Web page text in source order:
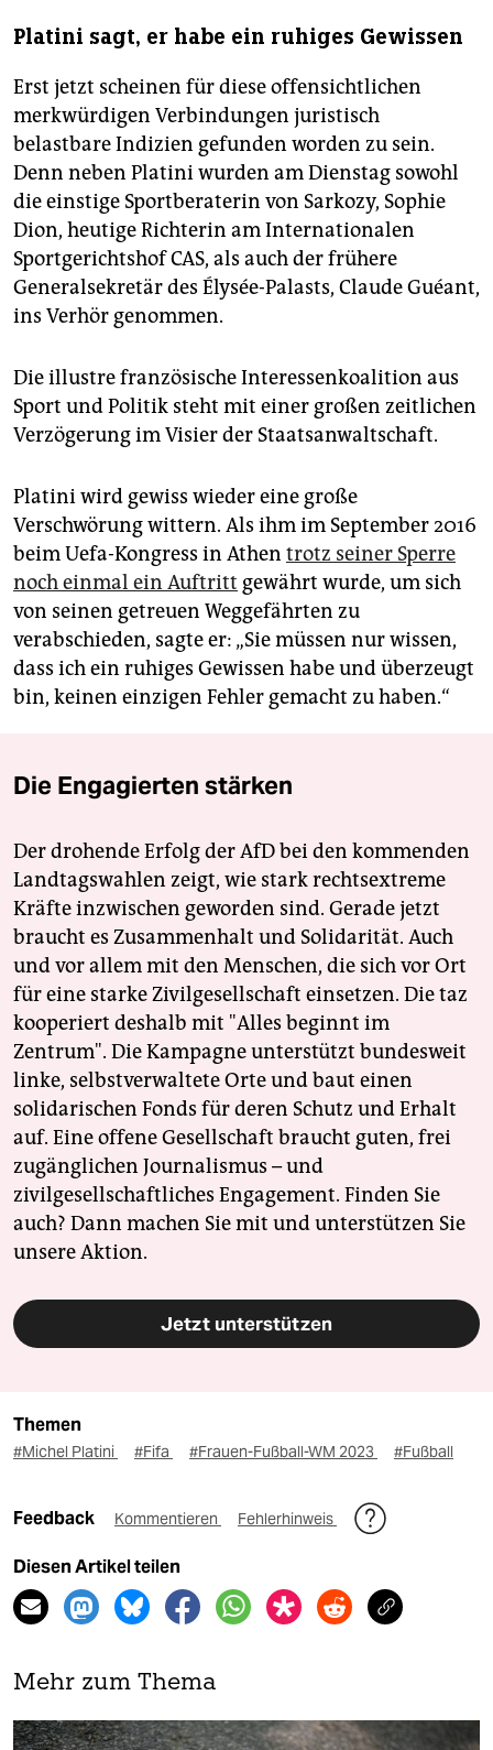
Platini sagt, er habe ein ruhiges Gewissen
Erst jetzt scheinen für diese offensichtlichen
merkwürdigen Verbindungen juristisch
belastbare Indizien gefunden worden zu sein.
Denn neben Platini wurden am Dienstag sowohl
die einstige Sportberaterin von Sarkozy, Sophie
Dion, heutige Richterin am Internationalen
Sportgerichtshof CAS, als auch der frühere
Generalsekretär des Élysée-Palasts, Claude Guéant,
ins Verhör genommen.
Die illustre französische Interessenkoalition aus
Sport und Politik steht mit einer großen zeitlichen
Verzögerung im Visier der Staatsanwaltschaft.
Platini wird gewiss wieder eine große
Verschwörung wittern. Als ihm im September 2016
beim Uefa-Kongress in Athen trotz seiner Sperre
noch einmal ein Auftritt gewährt wurde, um sich
von seinen getreuen Weggefährten zu
verabschieden, sagte er: „Sie müssen nur wissen,
dass ich ein ruhiges Gewissen habe und überzeugt
bin, keinen einzigen Fehler gemacht zu haben.“
Die Engagierten stärken
Der drohende Erfolg der AfD bei den kommenden
Landtagswahlen zeigt, wie stark rechtsextreme
Kräfte inzwischen geworden sind. Gerade jetzt
braucht es Zusammenhalt und Solidarität. Auch
und vor allem mit den Menschen, die sich vor Ort
für eine starke Zivilgesellschaft einsetzen. Die taz
kooperiert deshalb mit "Alles beginnt im
Zentrum". Die Kampagne unterstützt bundesweit
linke, selbstverwaltete Orte und baut einen
solidarischen Fonds für deren Schutz und Erhalt
auf. Eine offene Gesellschaft braucht guten, frei
zugänglichen Journalismus – und
zivilgesellschaftliches Engagement. Finden Sie
auch? Dann machen Sie mit und unterstützen Sie
unsere Aktion.
Jetzt unterstützen
Themen
#Michel Platini #Fifa #Frauen-Fußball-WM 2023 #Fußball
Feedback Kommentieren Fehlerhinweis
Diesen Artikel teilen
Mehr zum Thema